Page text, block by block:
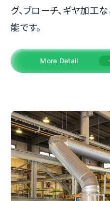
グ、ブローチ、ギヤ加工
能です。
More Detail